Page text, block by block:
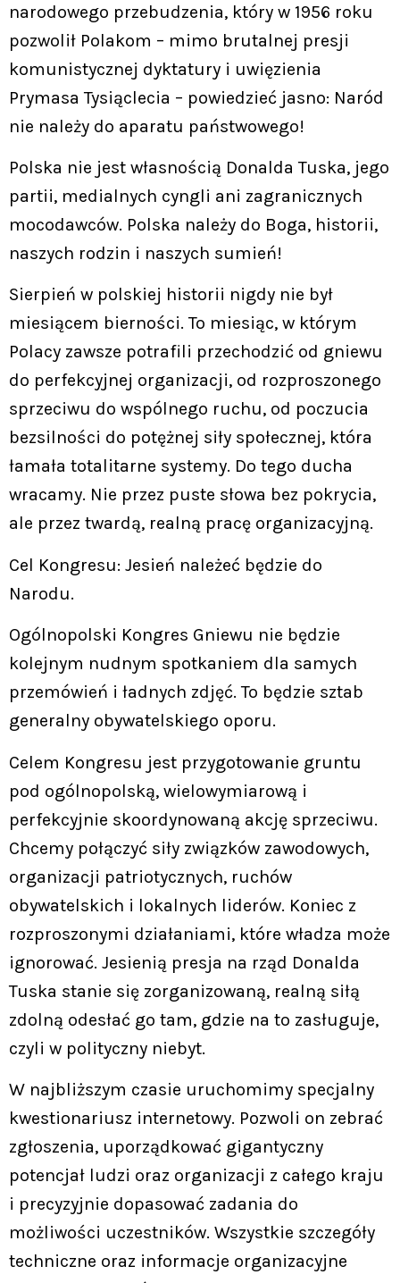
narodowego przebudzenia, który w 1956 roku
pozwolił Polakom – mimo brutalnej presji
komunistycznej dyktatury i uwięzienia
Prymasa Tysiąclecia – powiedzieć jasno: Naród
nie należy do aparatu państwowego!
Polska nie jest własnością Donalda Tuska, jego
partii, medialnych cyngli ani zagranicznych
mocodawców. Polska należy do Boga, historii,
naszych rodzin i naszych sumień!
Sierpień w polskiej historii nigdy nie był
miesiącem bierności. To miesiąc, w którym
Polacy zawsze potrafili przechodzić od gniewu
do perfekcyjnej organizacji, od rozproszonego
sprzeciwu do wspólnego ruchu, od poczucia
bezsilności do potężnej siły społecznej, która
łamała totalitarne systemy. Do tego ducha
wracamy. Nie przez puste słowa bez pokrycia,
ale przez twardą, realną pracę organizacyjną.
Cel Kongresu: Jesień należeć będzie do
Narodu.
Ogólnopolski Kongres Gniewu nie będzie
kolejnym nudnym spotkaniem dla samych
przemówień i ładnych zdjęć. To będzie sztab
generalny obywatelskiego oporu.
Celem Kongresu jest przygotowanie gruntu
pod ogólnopolską, wielowymiarową i
perfekcyjnie skoordynowaną akcję sprzeciwu.
Chcemy połączyć siły związków zawodowych,
organizacji patriotycznych, ruchów
obywatelskich i lokalnych liderów. Koniec z
rozproszonymi działaniami, które władza może
ignorować. Jesienią presja na rząd Donalda
Tuska stanie się zorganizowaną, realną siłą
zdolną odesłać go tam, gdzie na to zasługuje,
czyli w polityczny niebyt.
W najbliższym czasie uruchomimy specjalny
kwestionariusz internetowy. Pozwoli on zebrać
zgłoszenia, uporządkować gigantyczny
potencjał ludzi oraz organizacji z całego kraju
i precyzyjnie dopasować zadania do
możliwości uczestników. Wszystkie szczegóły
techniczne oraz informacje organizacyjne